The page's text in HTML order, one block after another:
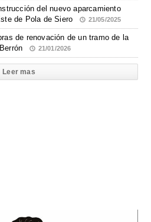
del nuevo aparcamiento
de Pola de Siero
21/05/2025
de renovación de un tramo de la
21/01/2026
Leer mas